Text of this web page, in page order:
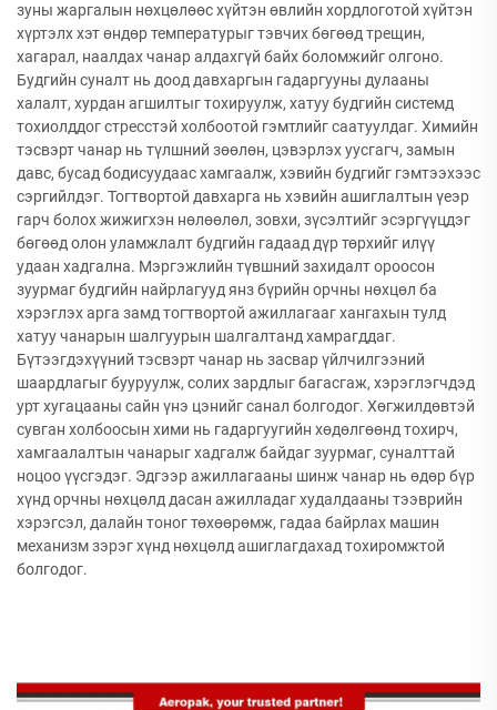
зуны жаргалын нөхцөлөөс хүйтэн өвлийн хордлоготой хүйтэн
хүртэлх хэт өндөр температурыг тэвчих бөгөөд трещин,
хагарал, наалдах чанар алдахгүй байх боломжийг олгоно.
Будгийн суналт нь доод давхаргын гадаргууны дулааны
халалт, хурдан агшилтыг тохируулж, хатуу будгийн системд
тохиолддог стресстэй холбоотой гэмтлийг саатуулдаг. Химийн
тэсвэрт чанар нь түлшний зөөлөн, цэвэрлэх уусгагч, замын
давс, бусад бодисуудаас хамгаалж, хэвийн будгийг гэмтээхээс
сэргийлдэг. Тогтвортой давхарга нь хэвийн ашиглалтын үеэр
гарч болох жижигхэн нөлөөлөл, зовхи, зүсэлтийг эсэргүүцдэг
бөгөөд олон уламжлалт будгийн гадаад дүр төрхийг илүү
удаан хадгална. Мэргэжлийн түвшний захидалт ороосон
зуурмаг будгийн найрлагууд янз бүрийн орчны нөхцөл ба
хэрэглэх арга замд тогтвортой ажиллагааг хангахын тулд
хатуу чанарын шалгуурын шалгалтанд хамрагддаг.
Бүтээгдэхүүний тэсвэрт чанар нь засвар үйлчилгээний
шаардлагыг бууруулж, солих зардлыг багасгаж, хэрэглэгчдэд
урт хугацааны сайн үнэ цэнийг санал болгодог. Хөгжилдөвтэй
сувган холбоосын хими нь гадаргуугийн хөдөлгөөнд тохирч,
хамгаалалтын чанарыг хадгалж байдаг зуурмаг, суналттай
ноцоо үүсгэдэг. Эдгээр ажиллагааны шинж чанар нь өдөр бүр
хүнд орчны нөхцөлд дасан ажилладаг худалдааны тээврийн
хэрэгсэл, далайн тоног төхөөрөмж, гадаа байрлах машин
механизм зэрэг хүнд нөхцөлд ашиглагдахад тохиромжтой
болгодог.